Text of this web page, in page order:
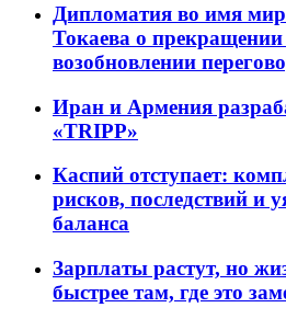
Дипломатия во имя
Токаева о
возобновлении
Иран и Армения
«TRIPP»
Каспий отступает:
рисков, последствий и
баланса
Зарплаты растут, но
быстрее там, где это